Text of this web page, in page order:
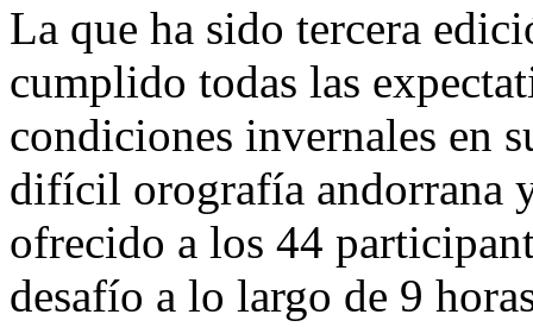
La que ha sido tercera
cumplido todas las
condiciones invernales en
difícil orografía andorrana
ofrecido a los 44
desafío a lo largo de 9